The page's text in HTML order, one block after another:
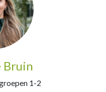
Bruin
1-2